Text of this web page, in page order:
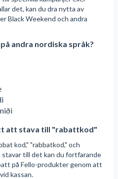
det, kan du dra nytta av
Black Weekend och andra
andra nordiska språk?
att stava till "rabattkod"
kod," "rabbatkod," och
till det kan du fortfarande
på Fello-produkter genom att
kassan.